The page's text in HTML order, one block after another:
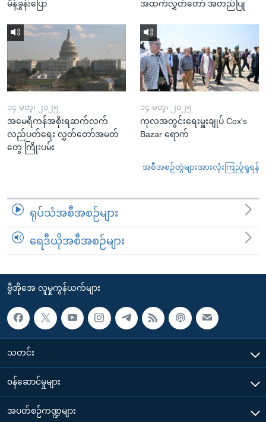
မိန့်ခွန်းပြော
အထက်လွှတ်တော် အတည်ပြု
၁၄ မတ္၊ ၂၀၂၅
အမေရိကန်အစိုးရဆက်လက်
လည်ပတ်ရေး လွှတ်တော်အမတ်
တွေ ကြိုးပမ်း
၁၄ မတ္၊ ၂၀၂၅
ကုလအတွင်းရေးမှူးချုပ် Cox's
Bazar ရောက်
အစီအစဉ်တွဲများအားလုံးကြည့်ရှုရန်
ရုပ်သံအစီအစဉ်များ
ရေဒီယိုအစီအစဉ်များ
ဗွီအိုအေ လူမှုကွန်ယက်များ
သတင်း
၀န်ဆောင်မှုများ
အပတ်စဉ်ကဏ္ဍများ